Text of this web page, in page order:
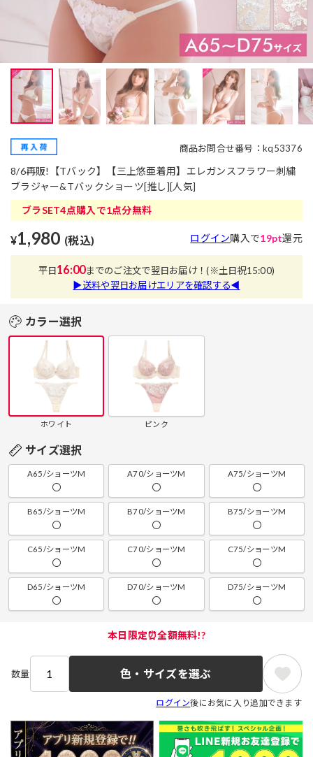
商品お問合せ番号：kq53376
8/6再販!【Tバック】【三上悠亜着用】エレガンスフラワー刺繍
ブラジャー&Tバックショーツ[推し][人気]
ブラSET4点購入で1点分無料
¥1,980 (税込) ログイン購入で19pt還元
平日16:00までのご注文で翌日お届け！(※土日祝15:00)
▶送料や翌日お届けエリアを確認する◀
カラー選択
ホワイト ピンク
サイズ選択
A65/ショーツM
〇
A70/ショーツM
〇
A75/ショーツM
〇
B65/ショーツM
〇
B70/ショーツM
〇
B75/ショーツM
〇
C65/ショーツM
〇
C70/ショーツM
〇
C75/ショーツM
〇
D65/ショーツM
〇
D70/ショーツM
〇
D75/ショーツM
〇
本日限定⏰全額無料!?
数量 色・サイズを選ぶ
ログイン後にお気に入り追加できます